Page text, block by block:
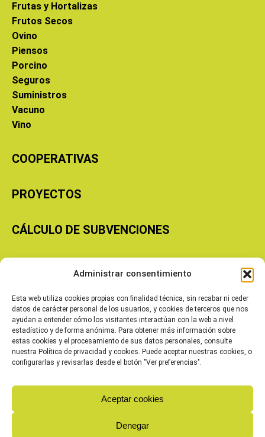
Administrar consentimiento
Esta web utiliza cookies propias con finalidad técnica, sin recabar ni ceder
datos de carácter personal de los usuarios, y cookies de terceros que nos
ayudan a entender cómo los visitantes interactúan con la web a nivel
estadístico y de forma anónima. Para obtener más información sobre
estas cookies y el procesamiento de sus datos personales, consulte
nuestra Política de privacidad y cookies. Puede aceptar nuestras cookies, o
configurarlas y revisarlas desde el botón "Ver preferencias".
Aceptar cookies
Denegar
Frutas y Hortalizas
Frutos Secos
Ovino
Piensos
Porcino
Seguros
Suministros
Vacuno
Vino
COOPERATIVAS
PROYECTOS
CÁLCULO DE SUBVENCIONES